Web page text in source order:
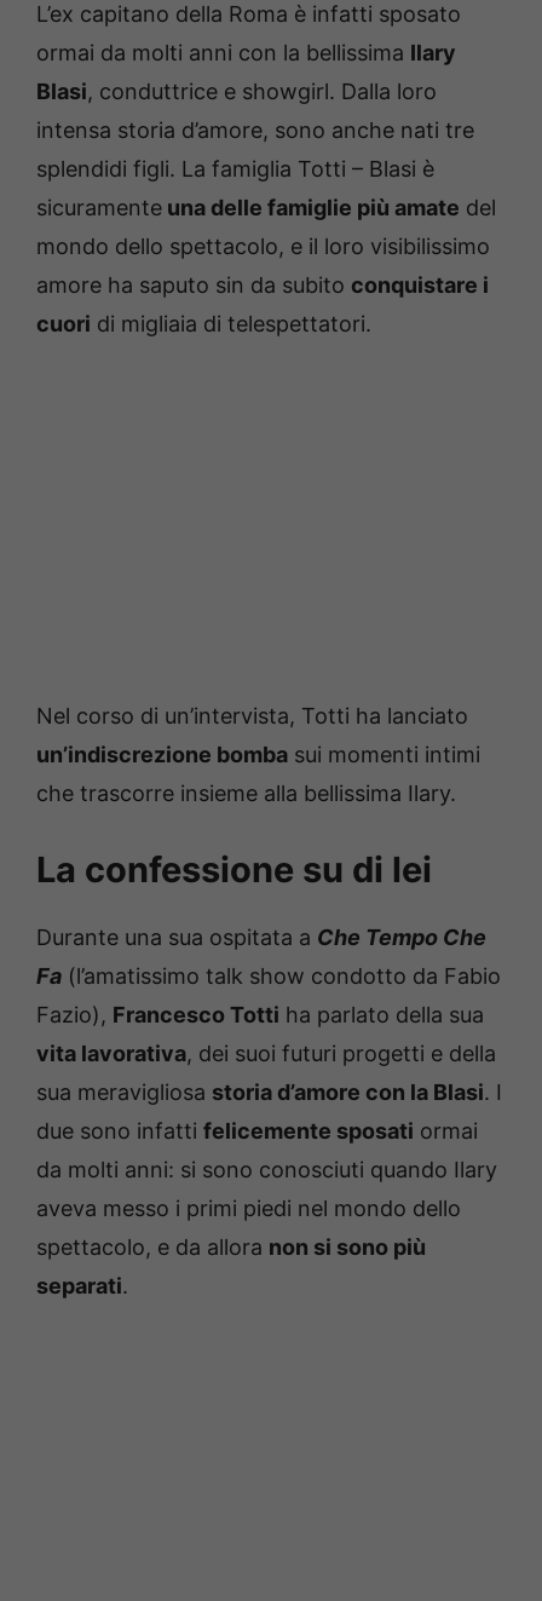
L’ex capitano della Roma è infatti sposato
ormai da molti anni con la bellissima Ilary
Blasi, conduttrice e showgirl. Dalla loro
intensa storia d’amore, sono anche nati tre
splendidi figli. La famiglia Totti – Blasi è
sicuramente una delle famiglie più amate del
mondo dello spettacolo, e il loro visibilissimo
amore ha saputo sin da subito conquistare i
cuori di migliaia di telespettatori.
Nel corso di un’intervista, Totti ha lanciato
un’indiscrezione bomba sui momenti intimi
che trascorre insieme alla bellissima Ilary.
La confessione su di lei
Durante una sua ospitata a Che Tempo Che
Fa (l’amatissimo talk show condotto da Fabio
Fazio), Francesco Totti ha parlato della sua
vita lavorativa, dei suoi futuri progetti e della
sua meravigliosa storia d’amore con la Blasi. I
due sono infatti felicemente sposati ormai
da molti anni: si sono conosciuti quando Ilary
aveva messo i primi piedi nel mondo dello
spettacolo, e da allora non si sono più
separati.